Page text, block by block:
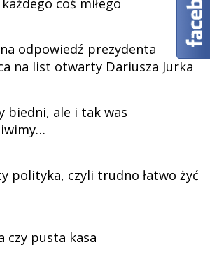
coś miłego
odpowiedź prezydenta
na list otwarty Dariusza Jurka
biedni, ale i tak was
polityka, czyli trudno łatwo żyć
czy pusta kasa